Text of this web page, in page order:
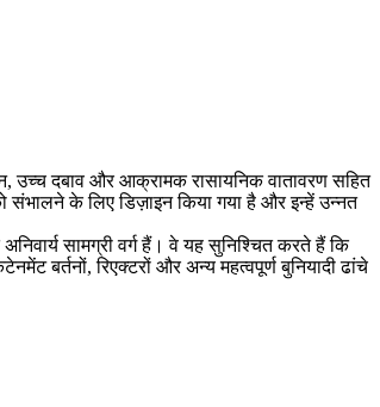
उच्च दबाव और आक्रामक रासायनिक वातावरण सहित
संभालने के लिए डिज़ाइन किया गया है और इन्हें उन्नत
सामग्री वर्ग हैं। वे यह सुनिश्चित करते हैं कि
रिएक्टरों और अन्य महत्वपूर्ण बुनियादी ढांचे